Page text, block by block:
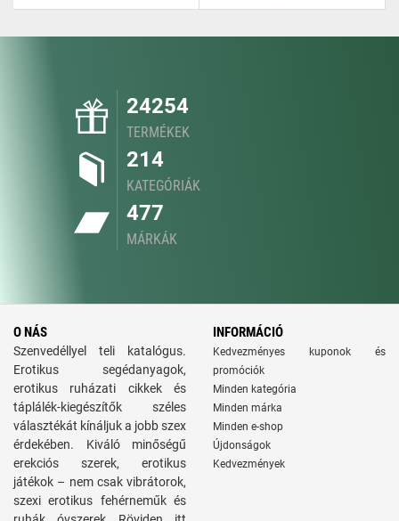
24254
TERMÉKEK
214
KATEGÓRIÁK
477
MÁRKÁK
O NÁS
Szenvedéllyel teli katalógus.
Erotikus segédanyagok,
erotikus ruházati cikkek és
táplálék-kiegészítők széles
választékát kínáljuk a jobb szex
érdekében. Kiváló minőségű
erekciós szerek, erotikus
játékok – nem csak vibrátorok,
szexi erotikus fehérneműk és
INFORMÁCIÓ
Kedvezményes kuponok és
promóciók
Minden kategória
Minden márka
Minden e-shop
Újdonságok
Kedvezmények